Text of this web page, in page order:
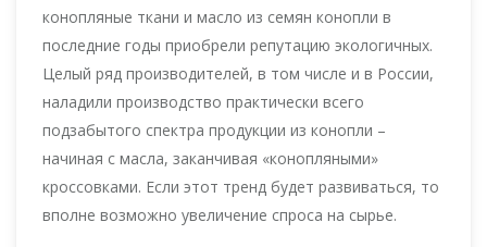
конопляные ткани и масло из семян конопли в
последние годы приобрели репутацию экологичных.
Целый ряд производителей, в том числе и в России,
наладили производство практически всего
подзабытого спектра продукции из конопли –
начиная с масла, заканчивая «конопляными»
кроссовками. Если этот тренд будет развиваться, то
вполне возможно увеличение спроса на сырье.